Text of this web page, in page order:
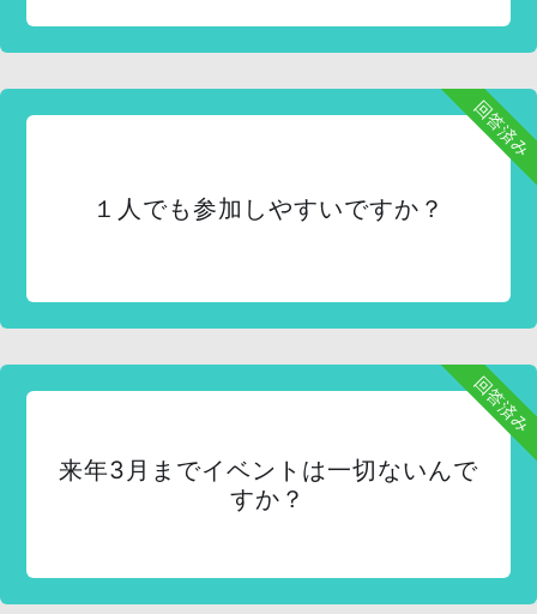
回答済み
１人でも参加しやすいですか？
回答済み
来年3月までイベントは一切ないんで
すか？